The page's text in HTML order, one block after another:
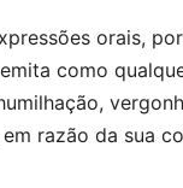
orais,
como
razão da sua